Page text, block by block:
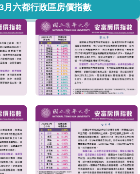
月六都行政區房價指數